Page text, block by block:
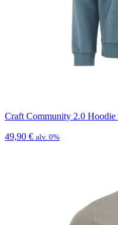
Craft Community 2.0 Hoodie
49,90 € alv. 0%